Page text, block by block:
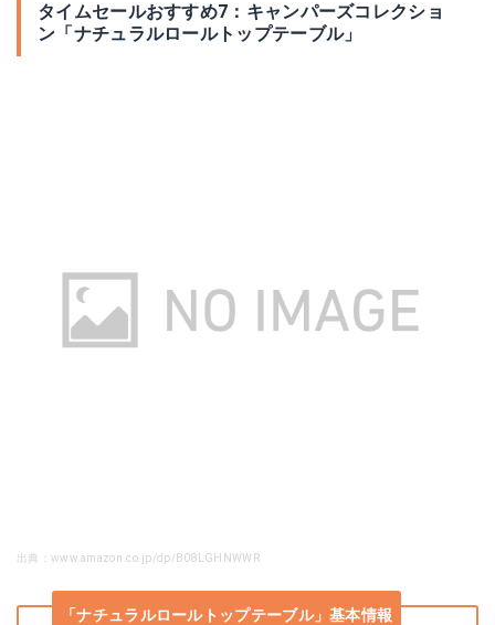
タイムセールおすすめ7：キャンパーズコレクショ
ン「ナチュラルロールトップテーブル」
出典：www.amazon.co.jp/dp/B08LGHNWWR
「ナチュラルロールトップテーブル」基本情報